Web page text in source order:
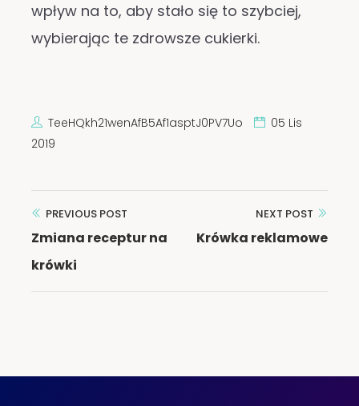
wpływ na to, aby stało się to szybciej,
wybierając te zdrowsze cukierki.
TeeHQkh21wenAfB5Af1asptJ0PV7Uo
05 Lis
2019
Nawigacja
wpisu
PREVIOUS POST
Zmiana receptur na
krówki
NEXT POST
Krówka reklamowe